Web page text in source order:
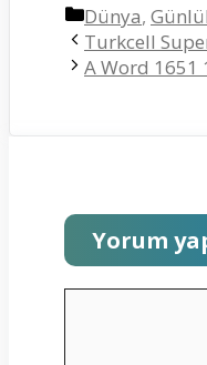
Kategoriler
Dünya,
Turkcell
A Word 1651
Yorum